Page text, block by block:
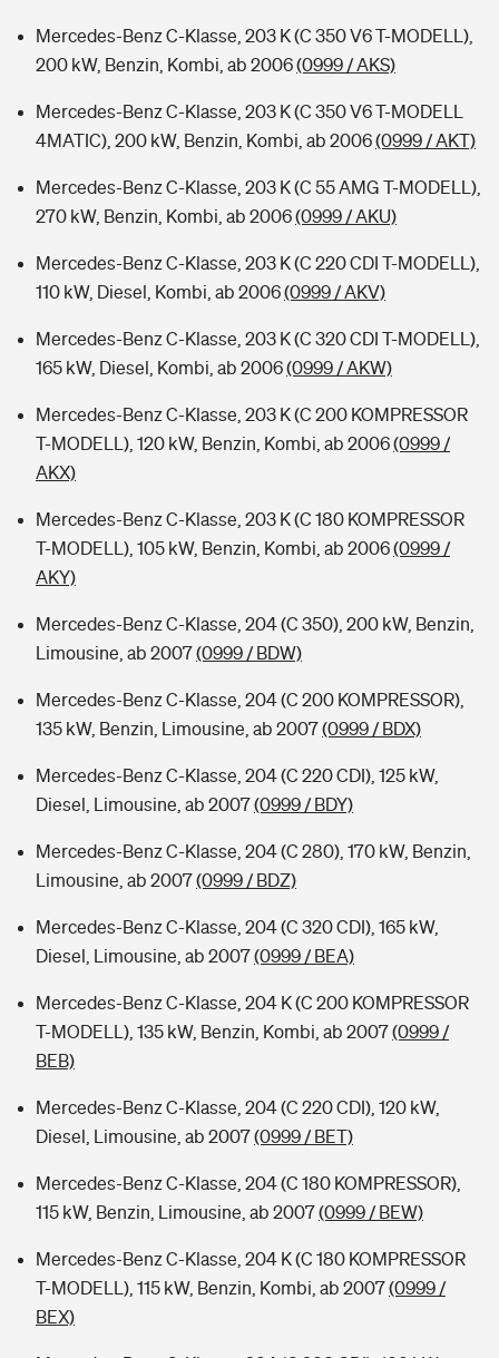
Mercedes-Benz C-Klasse, 203 K (C 350 V6 T-MODELL),
200 kW, Benzin, Kombi, ab 2006(0999 / AKS)
Mercedes-Benz C-Klasse, 203 K (C 350 V6 T-MODELL
4MATIC), 200 kW, Benzin, Kombi, ab 2006(0999 / AKT)
Mercedes-Benz C-Klasse, 203 K (C 55 AMG T-MODELL),
270 kW, Benzin, Kombi, ab 2006(0999 / AKU)
Mercedes-Benz C-Klasse, 203 K (C 220 CDI T-MODELL),
110 kW, Diesel, Kombi, ab 2006(0999 / AKV)
Mercedes-Benz C-Klasse, 203 K (C 320 CDI T-MODELL),
165 kW, Diesel, Kombi, ab 2006(0999 / AKW)
Mercedes-Benz C-Klasse, 203 K (C 200 KOMPRESSOR
T-MODELL), 120 kW, Benzin, Kombi, ab 2006(0999 /
AKX)
Mercedes-Benz C-Klasse, 203 K (C 180 KOMPRESSOR
T-MODELL), 105 kW, Benzin, Kombi, ab 2006(0999 /
AKY)
Mercedes-Benz C-Klasse, 204 (C 350), 200 kW, Benzin,
Limousine, ab 2007(0999 / BDW)
Mercedes-Benz C-Klasse, 204 (C 200 KOMPRESSOR),
135 kW, Benzin, Limousine, ab 2007(0999 / BDX)
Mercedes-Benz C-Klasse, 204 (C 220 CDI), 125 kW,
Diesel, Limousine, ab 2007(0999 / BDY)
Mercedes-Benz C-Klasse, 204 (C 280), 170 kW, Benzin,
Limousine, ab 2007(0999 / BDZ)
Mercedes-Benz C-Klasse, 204 (C 320 CDI), 165 kW,
Diesel, Limousine, ab 2007(0999 / BEA)
Mercedes-Benz C-Klasse, 204 K (C 200 KOMPRESSOR
T-MODELL), 135 kW, Benzin, Kombi, ab 2007(0999 /
BEB)
Mercedes-Benz C-Klasse, 204 (C 220 CDI), 120 kW,
Diesel, Limousine, ab 2007(0999 / BET)
Mercedes-Benz C-Klasse, 204 (C 180 KOMPRESSOR),
115 kW, Benzin, Limousine, ab 2007(0999 / BEW)
Mercedes-Benz C-Klasse, 204 K (C 180 KOMPRESSOR
T-MODELL), 115 kW, Benzin, Kombi, ab 2007(0999 /
BEX)